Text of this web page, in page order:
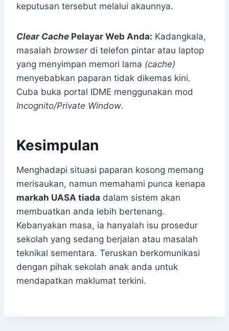
keputusan tersebut melalui akaunnya.
Clear Cache Pelayar Web Anda: Kadangkala,
masalah browserdi telefon pintar atau laptop
yang menyimpan memori lama (cache)
menyebabkan paparan tidak dikemas kini.
Cuba buka portal IDME menggunakan mod
Incognito/Private Window.
Kesimpulan
Menghadapi situasi paparan kosong memang
merisaukan, namun memahami punca kenapa
markah UASA tiada dalam sistem akan
membuatkan anda lebih bertenang.
Kebanyakan masa, ia hanyalah isu prosedur
sekolah yang sedang berjalan atau masalah
teknikal sementara. Teruskan berkomunikasi
dengan pihak sekolah anak anda untuk
mendapatkan maklumat terkini.